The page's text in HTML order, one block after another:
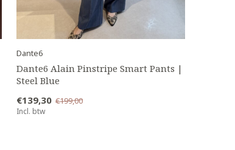
Dante6
Dante6 Alain Pinstripe Smart Pants |
Steel Blue
€139,30 €199,00
Incl. btw